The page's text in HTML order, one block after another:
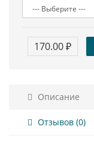
170.00 ₽
Описание
Отзывов (0)